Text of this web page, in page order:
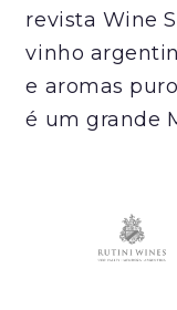
revista Wine
vinho
e aromas
é um grande